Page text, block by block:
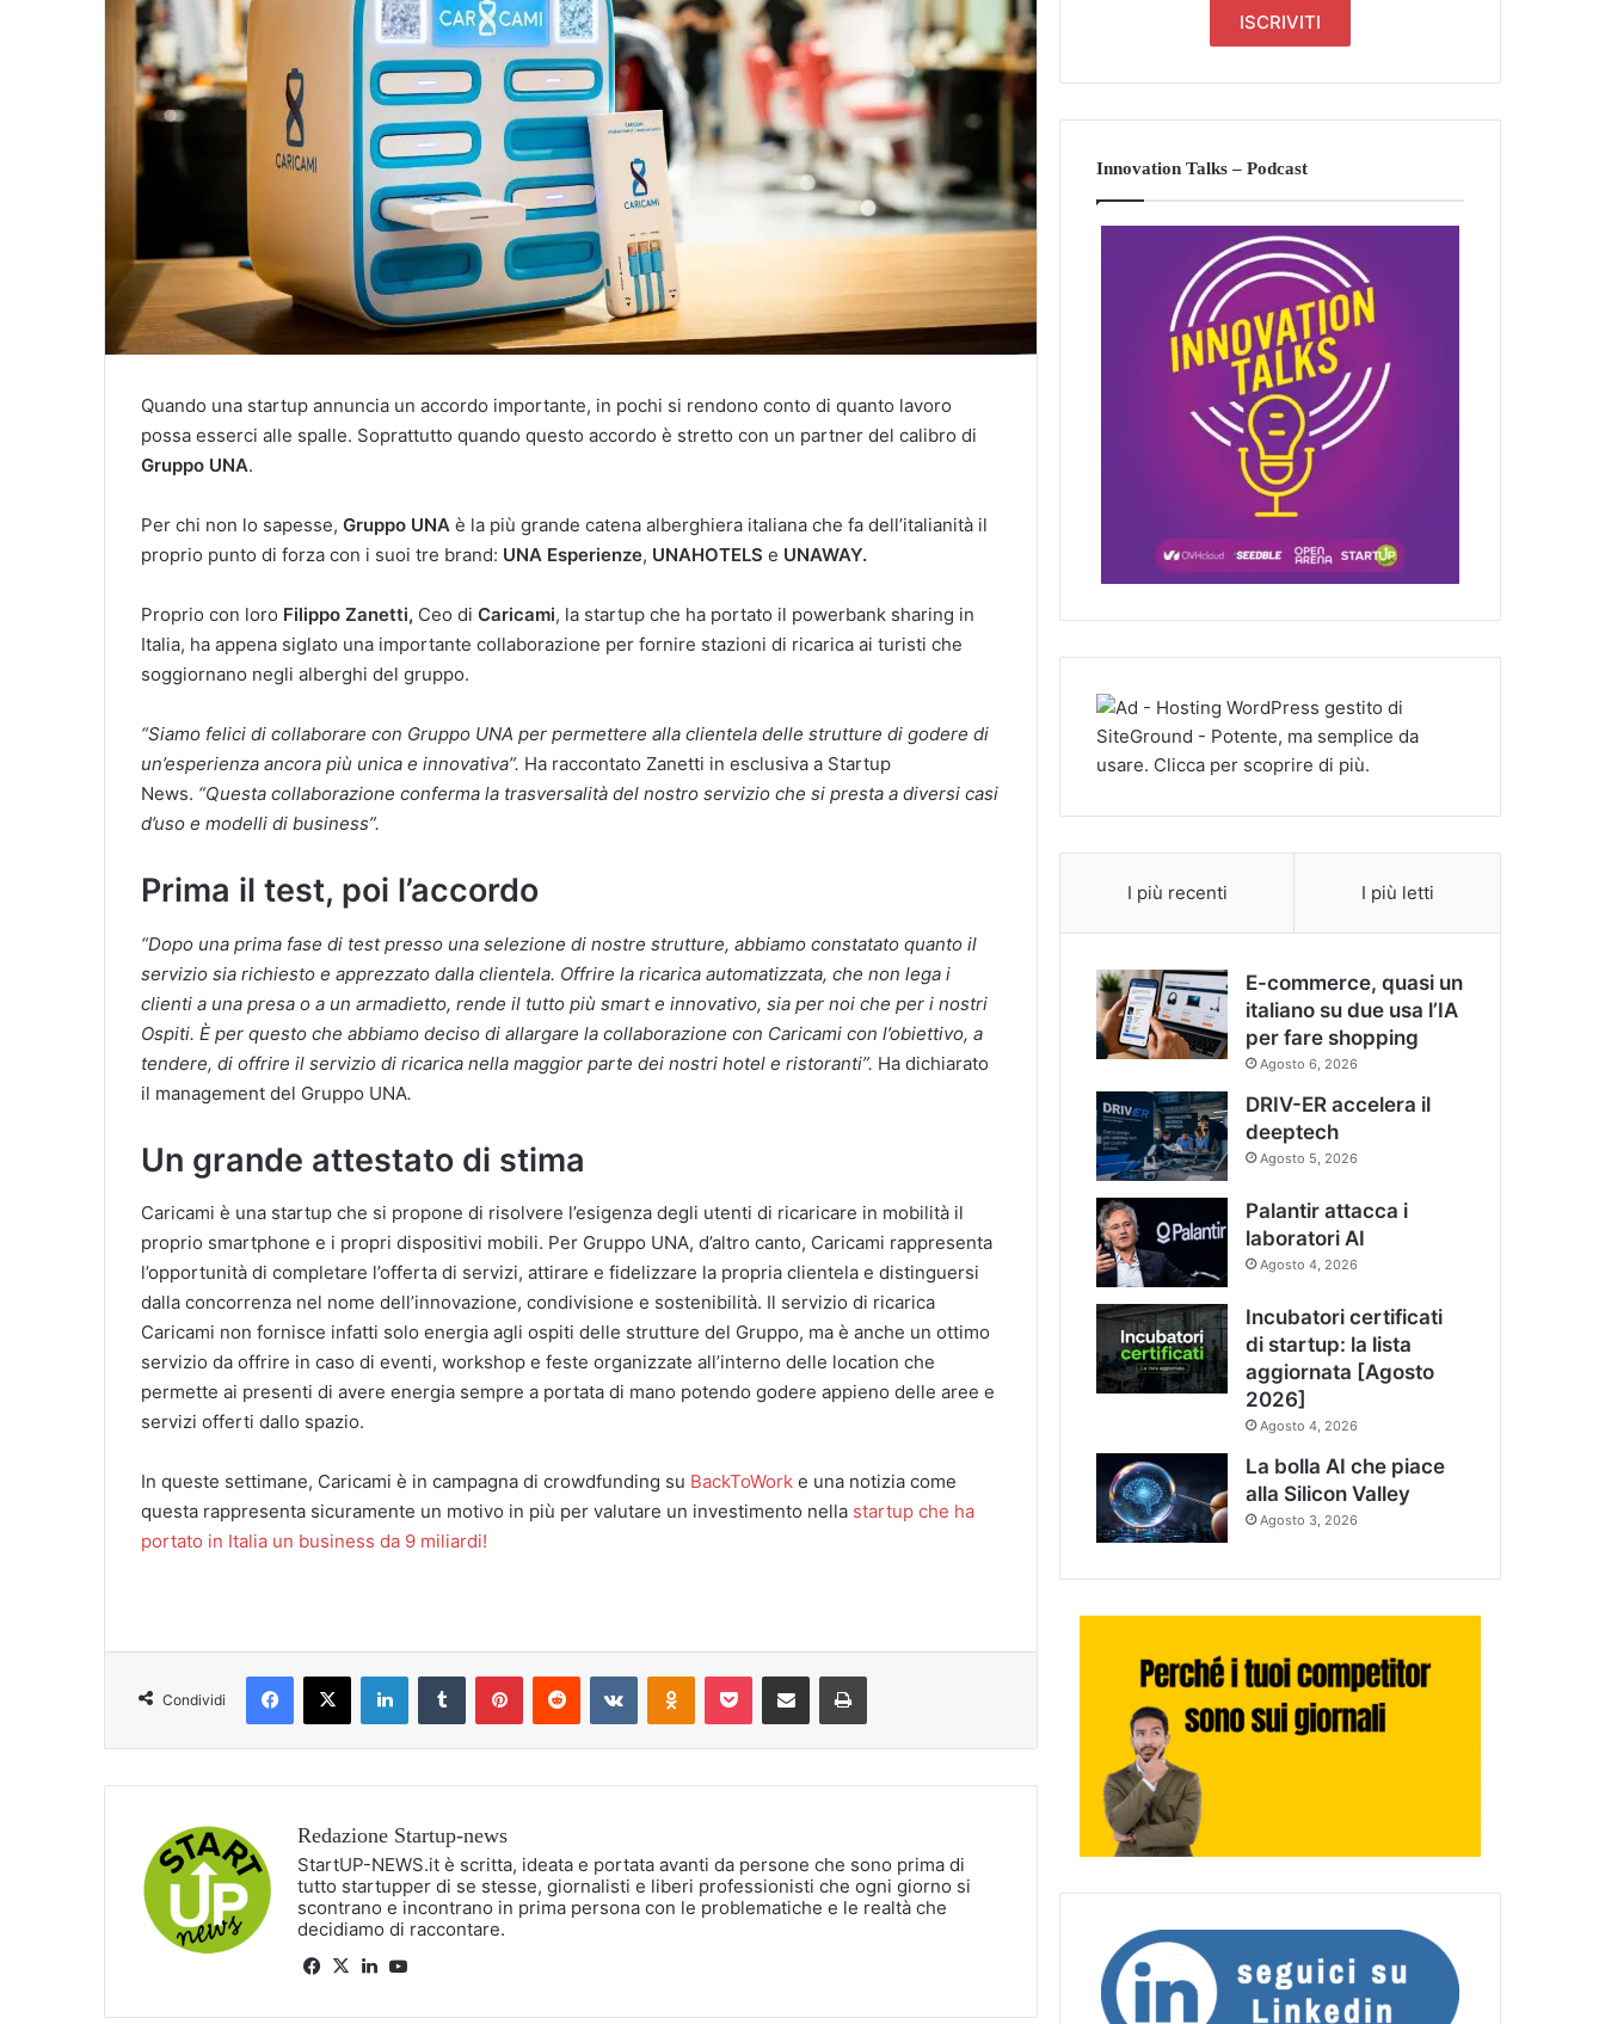
Quando una startup annuncia un accordo importante, in pochi si rendono conto di quanto lavoro
possa esserci alle spalle. Soprattutto quando questo accordo è stretto con un partner del calibro di
Gruppo UNA.
Per chi non lo sapesse, Gruppo UNA è la più grande catena alberghiera italiana che fa dell’italianità il
proprio punto di forza con i suoi tre brand: UNA Esperienze, UNAHOTELS e UNAWAY.
Proprio con loro Filippo Zanetti, Ceo di Caricami, la startup che ha portato il powerbank sharing in
Italia, ha appena siglato una importante collaborazione per fornire stazioni di ricarica ai turisti che
soggiornano negli alberghi del gruppo.
“Siamo felici di collaborare con Gruppo UNA per permettere alla clientela delle strutture di godere di
un’esperienza ancora più unica e innovativa”. Ha raccontato Zanetti in esclusiva a Startup
News. “Questa collaborazione conferma la trasversalità del nostro servizio che si presta a diversi casi
d’uso e modelli di business”.
Prima il test, poi l’accordo
“Dopo una prima fase di test presso una selezione di nostre strutture, abbiamo constatato quanto il
servizio sia richiesto e apprezzato dalla clientela. Offrire la ricarica automatizzata, che non lega i
clienti a una presa o a un armadietto, rende il tutto più smart e innovativo, sia per noi che per i nostri
Ospiti. È per questo che abbiamo deciso di allargare la collaborazione con Caricami con l’obiettivo, a
tendere, di offrire il servizio di ricarica nella maggior parte dei nostri hotel e ristoranti”. Ha dichiarato
il management del Gruppo UNA.
Un grande attestato di stima
Caricami è una startup che si propone di risolvere l’esigenza degli utenti di ricaricare in mobilità il
proprio smartphone e i propri dispositivi mobili. Per Gruppo UNA, d’altro canto, Caricami rappresenta
l’opportunità di completare l’offerta di servizi, attirare e fidelizzare la propria clientela e distinguersi
dalla concorrenza nel nome dell’innovazione, condivisione e sostenibilità. Il servizio di ricarica
Caricami non fornisce infatti solo energia agli ospiti delle strutture del Gruppo, ma è anche un ottimo
servizio da offrire in caso di eventi, workshop e feste organizzate all’interno delle location che
permette ai presenti di avere energia sempre a portata di mano potendo godere appieno delle aree e
servizi offerti dallo spazio.
In queste settimane, Caricami è in campagna di crowdfunding su BackToWork e una notizia come
questa rappresenta sicuramente un motivo in più per valutare un investimento nella startup che ha
portato in Italia un business da 9 miliardi!
Condividi
Facebook
X LinkedInTumblrPinterestRedditVKontakteOdnoklassniki
PocketCondividi via Email Stampa
Redazione Startup-news
StartUP-NEWS.it è scritta, ideata e portata avanti da persone che sono prima di
tutto startupper di se stesse, giornalisti e liberi professionisti che ogni giorno si
scontrano e incontrano in prima persona con le problematiche e le realtà che
decidiamo di raccontare.
Facebook
X LinkedIn
Innovation Talks – Podcast
I più recenti I più letti
E-commerce, quasi un
italiano su due usa l’IA
per fare shopping
Agosto 6, 2026
DRIV-ER accelera il
deeptech
Agosto 5, 2026
Palantir attacca i
laboratori AI
Agosto 4, 2026
Incubatori certificati
di startup: la lista
aggiornata [Agosto
2026]
Agosto 4, 2026
La bolla AI che piace
alla Silicon Valley
Agosto 3, 2026